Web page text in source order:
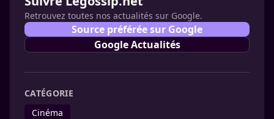
Retrouvez toutes nos actualités sur Google.
Source préférée sur Google
Google Actualités
CATÉGORIE
Cinéma